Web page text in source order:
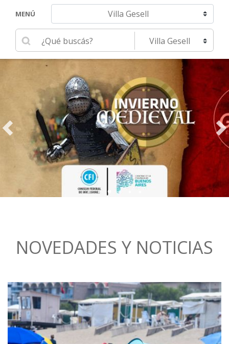
MENÚ Navegar hacia otra localidad
Ingrese su búsqueda Seleccione una localidad
NOVEDADES Y NOTICIAS